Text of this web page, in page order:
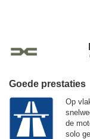
Goede prestaties
Op
de
solo